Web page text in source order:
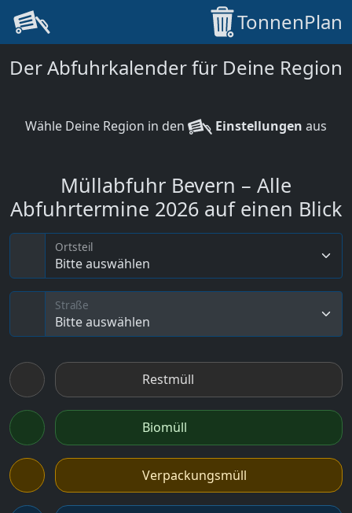
TonnenPlan
Der Abfuhrkalender für Deine Region
Wähle Deine Region in den Einstellungen aus
Müllabfuhr Bevern – Alle
Abfuhrtermine 2026 auf einen Blick
Bitte auswählen
Ortsteil
Bitte auswählen
Straße
Restmüll
Biomüll
Verpackungsmüll